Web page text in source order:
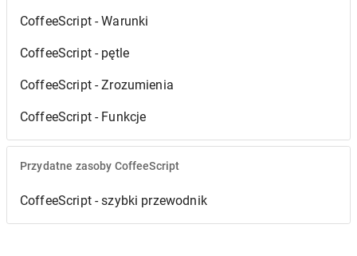
CoffeeScript - Warunki
CoffeeScript - pętle
CoffeeScript - Zrozumienia
CoffeeScript - Funkcje
Przydatne zasoby CoffeeScript
CoffeeScript - szybki przewodnik